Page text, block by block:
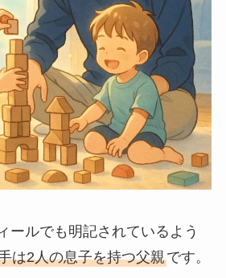
ールでも明記されているよう
は2人の息子を持つ父親です。